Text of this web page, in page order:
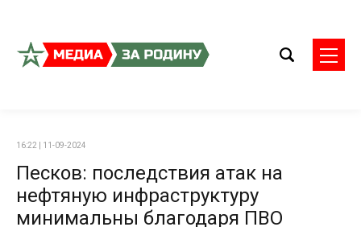
16:22 | 11-09-2024
Песков: последствия атак на
нефтяную инфраструктуру
минимальны благодаря ПВО